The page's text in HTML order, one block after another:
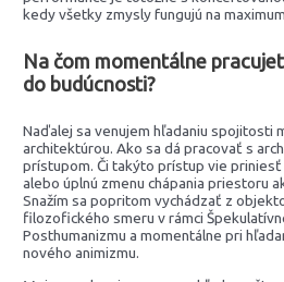
kedy všetky zmysly fungujú na
Na čom momentálne
do budúcnosti?
Naďalej sa venujem hľadaniu spojitosti
architektúrou. Ako sa dá pracovať s
prístupom. Či takýto prístup vie
alebo úplnú zmenu chápania priestoru
Snažím sa popritom vychádzať z
filozofického smeru v rámci
Posthumanizmu a momentálne pri
nového animizmu.